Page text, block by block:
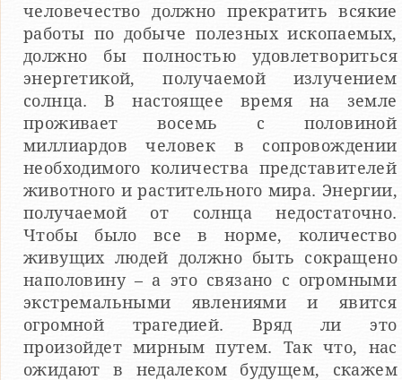
человечество должно прекратить всякие
работы по добыче полезных ископаемых,
должно бы полностью удовлетвориться
энергетикой, получаемой излучением
солнца. В настоящее время на земле
проживает восемь с половиной
миллиардов человек в сопровождении
необходимого количества представителей
животного и растительного мира. Энергии,
получаемой от солнца недостаточно.
Чтобы было все в норме, количество
живущих людей должно быть сокращено
наполовину – а это связано с огромными
экстремальными явлениями и явится
огромной трагедией. Вряд ли это
произойдет мирным путем. Так что, нас
ожидают в недалеком будущем, скажем